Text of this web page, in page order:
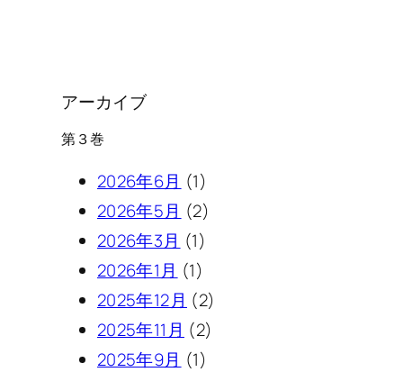
アーカイブ
第３巻
2026年6月 (1)
2026年5月 (2)
2026年3月 (1)
2026年1月 (1)
2025年12月 (2)
2025年11月 (2)
2025年9月 (1)